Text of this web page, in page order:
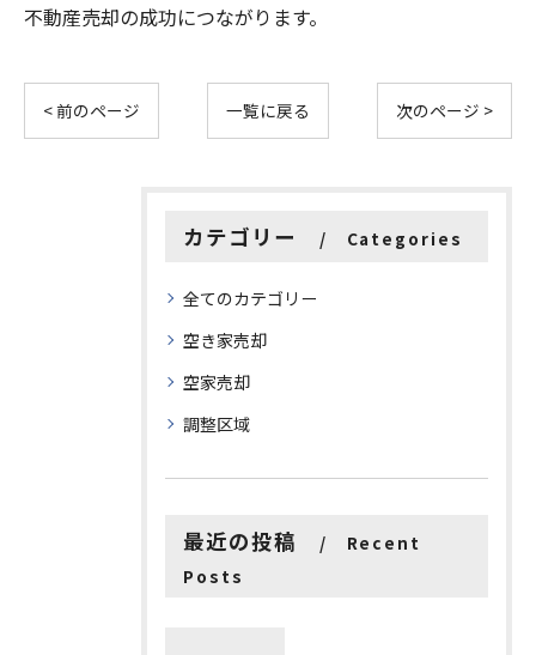
不動産売却の成功につながります。
< 前のページ 一覧に戻る 次のページ >
カテゴリー Categories
全てのカテゴリー
空き家売却
空家売却
調整区域
最近の投稿
Recent
Posts